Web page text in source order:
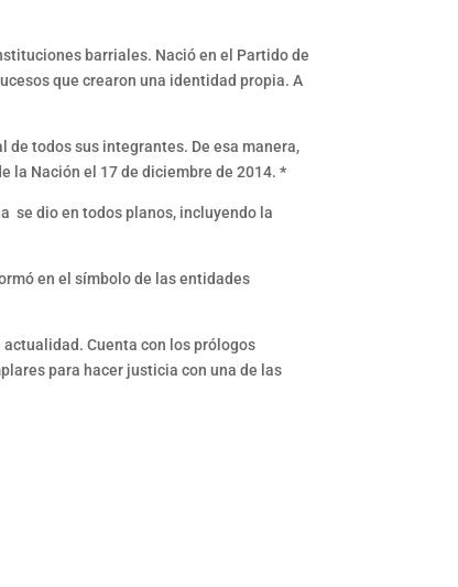
barriales. Nació en el Partido de
que crearon una identidad propia. A
todos sus integrantes. De esa manera,
la Nación el 17 de diciembre de 2014.*
se dio en todos planos, incluyendo la
en el símbolo de las entidades
Cuenta con los prólogos
para hacer justicia con una de las